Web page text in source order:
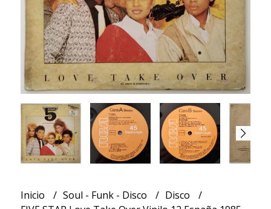
Inicio Soul - Funk - Disco
Disco